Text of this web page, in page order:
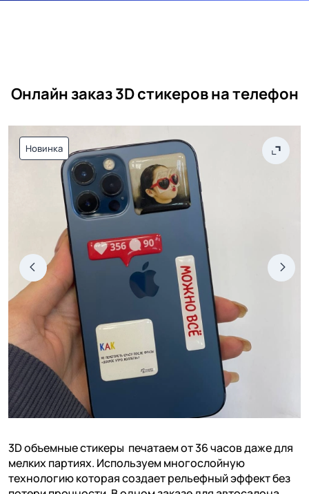
Онлайн заказ 3D стикеров на телефон
Новинка
3D объемные стикеры печатаем от 36 часов даже для
мелких партиях. Используем многослойную
технологию которая создает рельефный эффект без